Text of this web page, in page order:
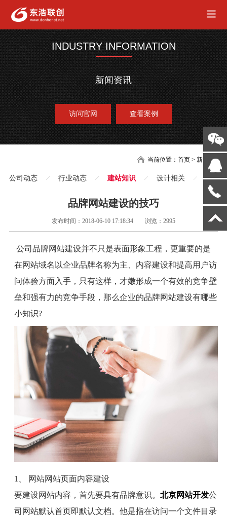
INDUSTRY INFORMATION
新闻资讯
访问官网 查看案例
当前位置：首页 >新闻
公司动态 行业动态 建站知识 设计相关
品牌网站建设的技巧
发布时间：2018-06-10 17:18:34 浏览：2995
公司品牌网站建设并不只是表面形象工程，更重要的是
在网站域名以企业品牌名称为主、内容建设和提高用户访
问体验方面入手，只有这样，才嫩形成一个有效的竞争壁
垒和强有力的竞争手段，那么企业的品牌网站建设有哪些
小知识?
1
、 网站网站页面内容建设
要建设网站内容，首先要具有品牌意识。 北京网站开发公
司网站默认首页即默认文档。他是指在访问一个文件目录